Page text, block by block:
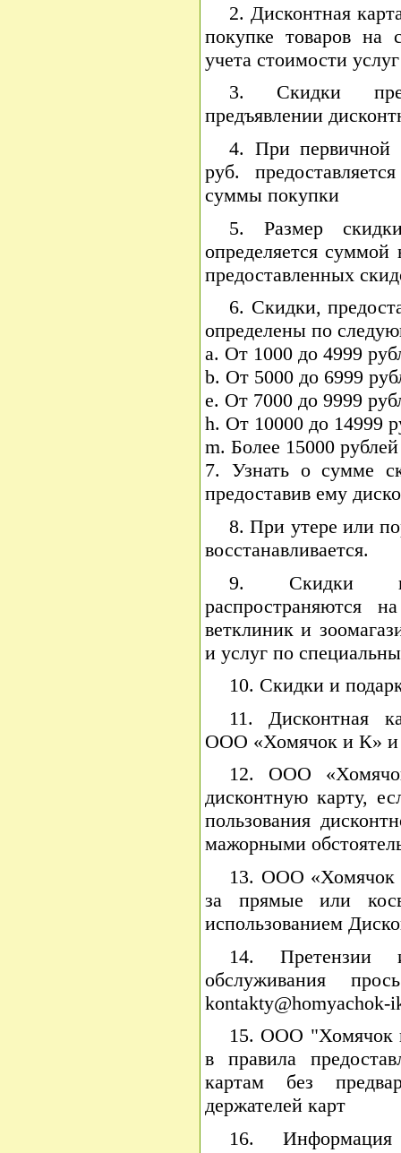
2. Дисконтная
покупке товаров на
учета стоимости услуг
3. Скидки
предъявлении
4. При первичной
руб.
суммы покупки
5. Размер
определяется
предоставленных
6. Скидки,
определены по
a. От 1000 до 4999
b. От 5000 до 6999
e. От 7000 до 9999
h. От 10000 до 14999
m. Более 15000
7. Узнать о сумме
предоставив ему
8. При утере или
восстанавливается.
9. Скидки
распространяются
ветклиник и
и услуг по
10. Скидки и
11. Дисконтная
ООО «Хомячок и К» и
12. ООО
дисконтную карту,
пользования
мажорными
13. ООО «Хомячок
за прямые или
использованием
14. Претензии
обслуживания
kontakty@homyachok-
15. ООО "Хомячок
в правила
картам без
держателей карт
16.